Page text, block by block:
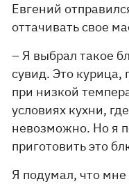
Евгений
оттачивать свое
– Я выбрал такое
сувид. Это курица,
при низкой
условиях кухни,
невозможно. Но я
приготовить это
Я подумал, что